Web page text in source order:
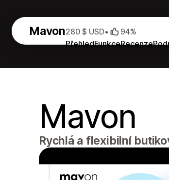
Mavon
PřehledFunkceRecenze
280 $ USD• 94%
Mavon
Rychlá a flexibilní